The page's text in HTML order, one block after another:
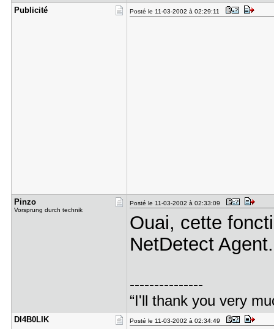
Publicité Posté le 11-03-2002 à 02:29:11
Pinzo
Vorsprung durch technik
Posté le 11-03-2002 à 02:33:09
Ouai, cette
NetDetect
---------------
“I'll thank you very
DI4B0LIK Posté le 11-03-2002 à 02:34:49